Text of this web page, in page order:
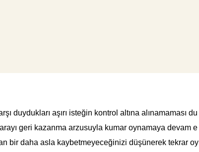
duydukları aşırı isteğin kontrol altına alınamaması du
geri kazanma arzusuyla kumar oynamaya devam e
bir daha asla kaybetmeyeceğinizi düşünerek tekrar oy